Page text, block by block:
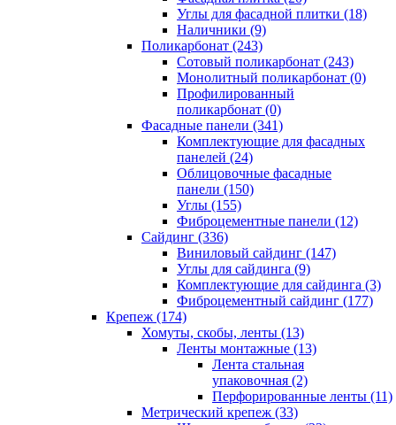
Углы для фасадной плитки (18)
Наличники (9)
Поликарбонат (243)
Сотовый поликарбонат (243)
Монолитный поликарбонат (0)
Профилированный
поликарбонат (0)
Фасадные панели (341)
Комплектующие для фасадных
панелей (24)
Облицовочные фасадные
панели (150)
Углы (155)
Фиброцементные панели (12)
Сайдинг (336)
Виниловый сайдинг (147)
Углы для сайдинга (9)
Комплектующие для сайдинга (3)
Фиброцементный сайдинг (177)
Крепеж (174)
Хомуты, скобы, ленты (13)
Ленты монтажные (13)
Лента стальная
упаковочная (2)
Перфорированные ленты (11)
Метрический крепеж (33)